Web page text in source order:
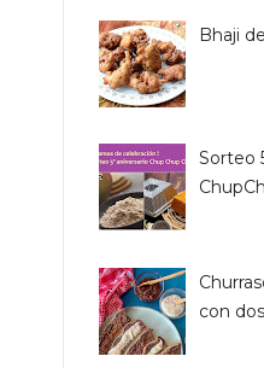
Bhaji
Sorteo
con